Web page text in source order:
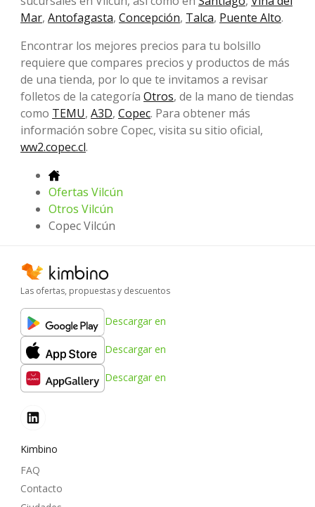
Mar, Antofagasta, Concepción, Talca, Puente Alto.
Encontrar los mejores precios para tu bolsillo
requiere que compares precios y productos de más
de una tienda, por lo que te invitamos a revisar
folletos de la categoría Otros, de la mano de tiendas
como TEMU, A3D, Copec. Para obtener más
información sobre Copec, visita su sitio oficial,
ww2.copec.cl.
Ofertas Vilcún
Otros Vilcún
Copec Vilcún
Las ofertas, propuestas y descuentos
Descargar en
Descargar en
Descargar en
Kimbino
FAQ
Contacto